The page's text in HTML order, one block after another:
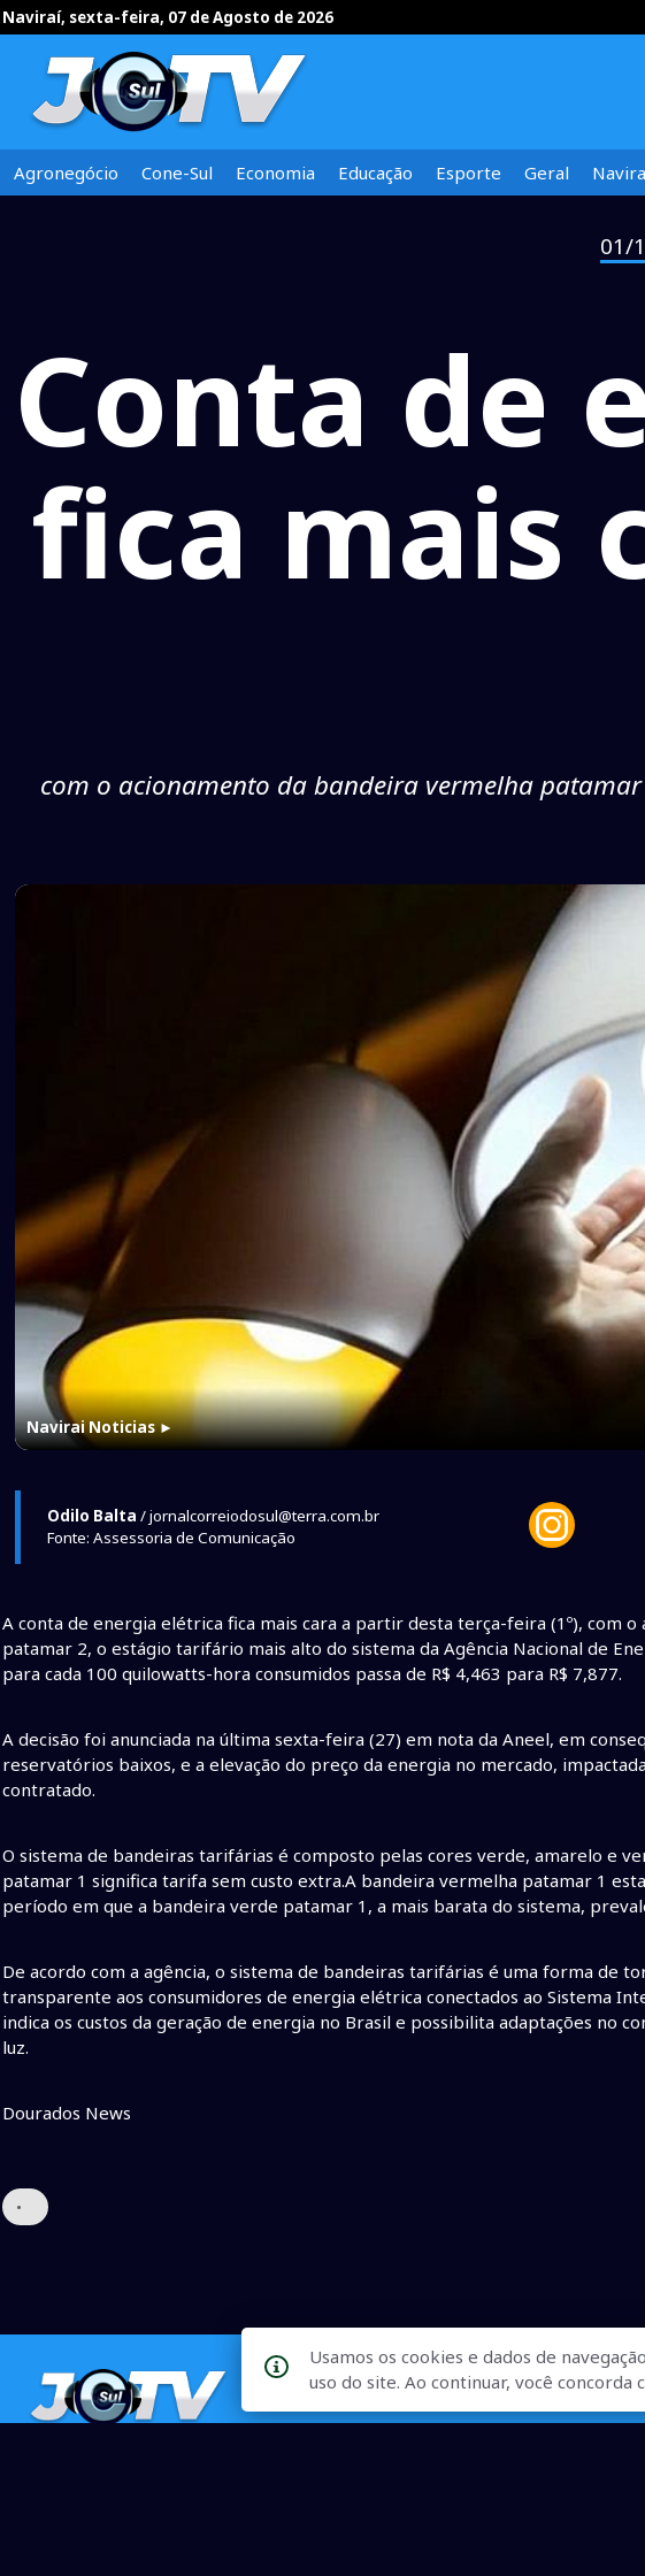
Naviraí, sexta-feira, 07 de Agosto de 2026
Agronegócio Cone-Sul Economia Educação Esporte Geral
01/
Conta de
fica mais
com o acionamento da bandeira vermelha
Navirai Noticias►
Odilo Balta / jornalcorreiodosul@terra.com.br
Fonte: Assessoria de Comunicação
A conta de energia elétrica fica mais cara a partir desta terça-feira (1º), com
patamar 2, o estágio tarifário mais alto do sistema da Agência Nacional de
para cada 100 quilowatts-hora consumidos passa de R$ 4,463 para R$ 7,877.
A decisão foi anunciada na última sexta-feira (27) em nota da Aneel, em
reservatórios baixos, e a elevação do preço da energia no mercado,
contratado.
O sistema de bandeiras tarifárias é composto pelas cores verde, amarelo e
patamar 1 significa tarifa sem custo extra.A bandeira vermelha patamar 1
período em que a bandeira verde patamar 1, a mais barata do sistema,
De acordo com a agência, o sistema de bandeiras tarifárias é uma forma de
transparente aos consumidores de energia elétrica conectados ao Sistema
indica os custos da geração de energia no Brasil e possibilita adaptações no
luz.
Dourados News
•
Usamos os cookies e dados de
uso do site. Ao continuar, você concorda